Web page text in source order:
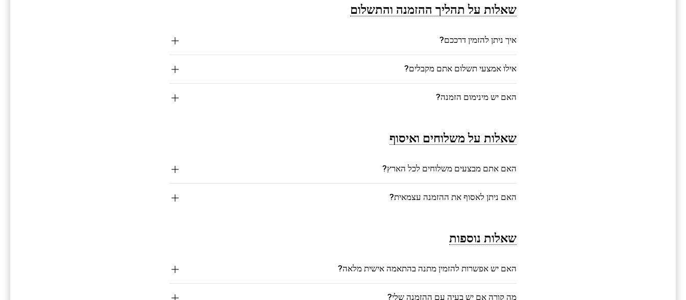
שאלות על תהליך ההזמנה והתשלום
איך ניתן להזמין דרככם?
אילו אמצעי תשלום אתם מקבלים?
האם יש מינימום הזמנה?
שאלות על משלוחים ואיסוף
האם אתם מבצעים משלוחים לכל הארץ?
האם ניתן לאסוף את ההזמנה עצמאית?
שאלות נוספות
האם יש אפשרות להזמין מתנה בהתאמה אישית מלאה?
מה קורה אם יש בעיה עם ההזמנה שלי?